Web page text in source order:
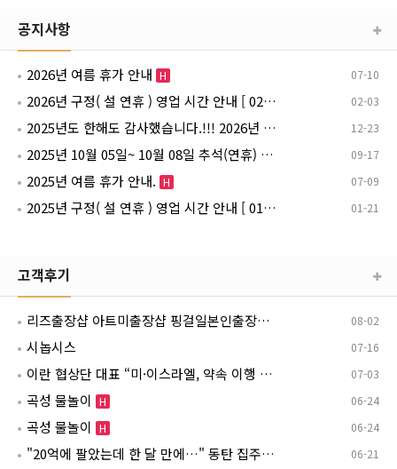
공지사항
2026년 여름 휴가 안내 H 07-10
2026년 구정( 설 연휴 ) 영업 시간 안내 [ 02월 15일~ 02월 18일 ] 02-03
2025년도 한해도 감사했습니다.!!! 2026년 1월 1일 영업 안내 H
12-23
2025년 10월 05일~ 10월 08일 추석(연휴) 영업 시간 안내 H
09-17
2025년 여름 휴가 안내. H 07-09
2025년 구정( 설 연휴 ) 영업 시간 안내 [ 01월 26일~ 01월 30일 ] 01-21
고객후기
리즈출장샵 아트미출장샵 핑걸일본인출장샵 바로가기 08-02
시놉시스 07-16
이란 협상단 대표 “미·이스라엘, 약속 이행 안 하면 상응 조치…호르무즈 간섭 용납 못해” 07-03
곡성 물놀이 H 06-24
곡성 물놀이 H 06-24
"20억에 팔았는데 한 달 만에…" 동탄 집주인들 '멘붕' 06-21